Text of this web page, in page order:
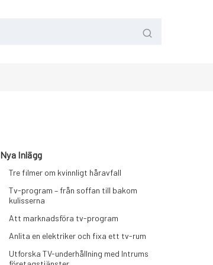
Nya Inlägg
Tre filmer om kvinnligt håravfall
Tv-program – från soffan till bakom
kulisserna
Att marknadsföra tv-program
Anlita en elektriker och fixa ett tv-rum
Utforska TV-underhållning med Intrums